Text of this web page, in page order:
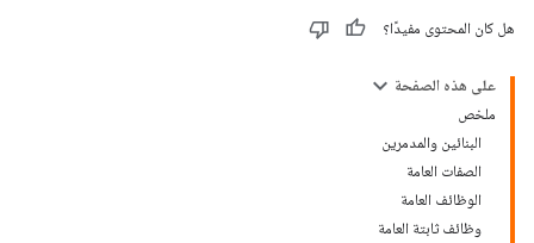
هل كان المحتوى مفيدًا؟
على هذه الصفحة
ملخص
البنائين والمدمرين
الصفات العامة
الوظائف العامة
وظائف ثابتة العامة